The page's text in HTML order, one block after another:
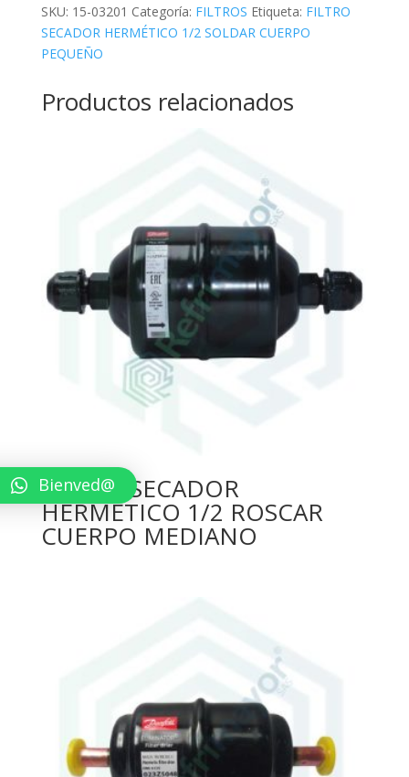
SKU: 15-03201 Categoría: FILTROS Etiqueta: FILTRO
SECADOR HERMÉTICO 1/2 SOLDAR CUERPO
PEQUEÑO
Productos relacionados
FILTRO SECADOR
HERMÉTICO 1/2 ROSCAR
CUERPO MEDIANO
Bienved@